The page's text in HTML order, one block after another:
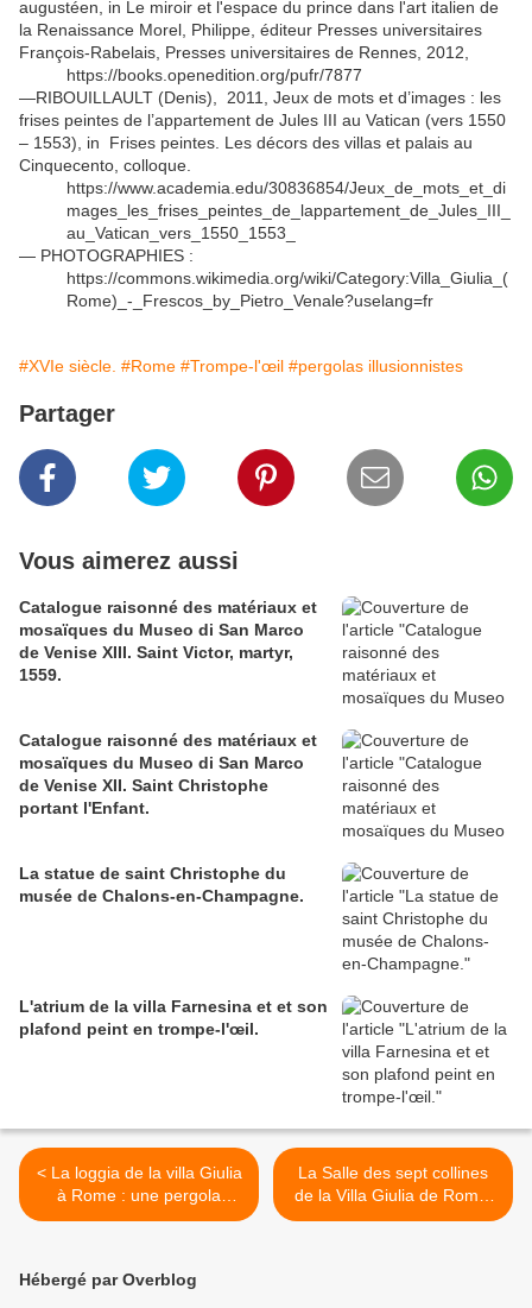
augustéen, in Le miroir et l'espace du prince dans l'art italien de
la Renaissance Morel, Philippe, éditeur Presses universitaires
François-Rabelais, Presses universitaires de Rennes, 2012,
https://books.openedition.org/pufr/7877
—RIBOUILLAULT (Denis), 2011, Jeux de mots et d’images : les
frises peintes de l’appartement de Jules III au Vatican (vers 1550
– 1553), in Frises peintes. Les décors des villas et palais au
Cinquecento, colloque.
https://www.academia.edu/30836854/Jeux_de_mots_et_di
mages_les_frises_peintes_de_lappartement_de_Jules_III_
au_Vatican_vers_1550_1553_
— PHOTOGRAPHIES :
https://commons.wikimedia.org/wiki/Category:Villa_Giulia_(
Rome)_-_Frescos_by_Pietro_Venale?uselang=fr
#XVIe siècle. #Rome #Trompe-l'œil #pergolas illusionnistes
Partager
Vous aimerez aussi
Catalogue raisonné des matériaux et
mosaïques du Museo di San Marco
de Venise XIII. Saint Victor, martyr,
1559.
Catalogue raisonné des matériaux et
mosaïques du Museo di San Marco
de Venise XII. Saint Christophe
portant l'Enfant.
La statue de saint Christophe du
musée de Chalons-en-Champagne.
L'atrium de la villa Farnesina et et son
plafond peint en trompe-l'œil.
< La loggia de la villa Giulia
à Rome : une pergola
illusionniste et féerique.
La Salle des sept collines
de la Villa Giulia de Rome.
>
Hébergé par Overblog